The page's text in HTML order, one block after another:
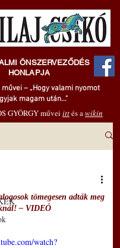
ÖNSZERVEZŐDÉS
HONLAPJA
művei – „Hogy valami nyomot
magam után..."
GYÖRGY művei ittés awikin
tömegesen adták meg
‒ VIDEÓ
watch?